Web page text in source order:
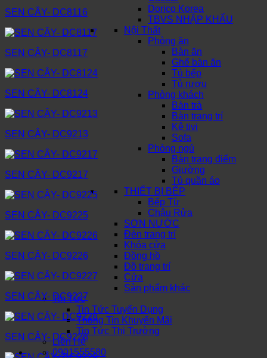
Dorico Korea
TBVS NHẬP KHẨU
Nội Thất
Phòng ăn
Bàn ăn
Ghế bàn ăn
Tủ bếp
Tủ rượu
Phòng khách
Bàn trà
Bàn trang trí
Kệ tivi
Sofa
Phòng ngủ
Bàn trang điểm
Giường
Tủ quần áo
THIẾT BỊ BẾP
Bếp Từ
Chậu Rửa
SƠN NƯỚC
Đèn trang trí
Khóa cửa
Đồng hồ
Đồ trang trí
Cửa
Sản phẩm khác
Tin Tức
Tin Tức Tuyển Dụng
Thông Tin Khuyến Mãi
Tin Tức Thị Trường
Liên Hệ
0901555580
SEN CÂY- DC8116
SEN CÂY- DC8117
SEN CÂY- DC8124
SEN CÂY- DC9213
SEN CÂY- DC9217
SEN CÂY- DC9225
SEN CÂY- DC9226
SEN CÂY- DC9227
SEN CÂY- DC9228